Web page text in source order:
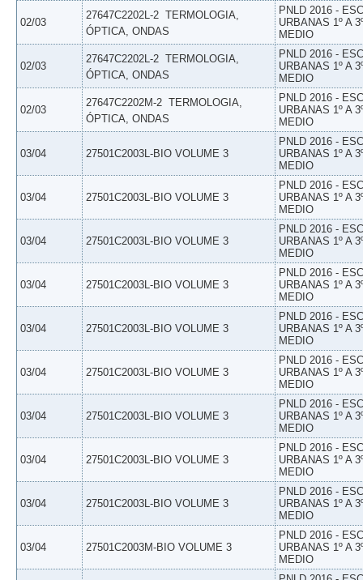
02/03
27647C2202L-2  TERMOLOGIA,
ÓPTICA, ONDAS
PNLD 2016 -
URBANAS 1º A
MEDIO
02/03
27647C2202L-2  TERMOLOGIA,
ÓPTICA, ONDAS
PNLD 2016 -
URBANAS 1º A
MEDIO
02/03
27647C2202M-2  TERMOLOGIA,
ÓPTICA, ONDAS
PNLD 2016 -
URBANAS 1º A
MEDIO
03/04 27501C2003L-BIO VOLUME 3
PNLD 2016 -
URBANAS 1º A
MEDIO
03/04 27501C2003L-BIO VOLUME 3
PNLD 2016 -
URBANAS 1º A
MEDIO
03/04 27501C2003L-BIO VOLUME 3
PNLD 2016 -
URBANAS 1º A
MEDIO
03/04 27501C2003L-BIO VOLUME 3
PNLD 2016 -
URBANAS 1º A
MEDIO
03/04 27501C2003L-BIO VOLUME 3
PNLD 2016 -
URBANAS 1º A
MEDIO
03/04 27501C2003L-BIO VOLUME 3
PNLD 2016 -
URBANAS 1º A
MEDIO
03/04 27501C2003L-BIO VOLUME 3
PNLD 2016 -
URBANAS 1º A
MEDIO
03/04 27501C2003L-BIO VOLUME 3
PNLD 2016 -
URBANAS 1º A
MEDIO
03/04 27501C2003L-BIO VOLUME 3
PNLD 2016 -
URBANAS 1º A
MEDIO
03/04 27501C2003M-BIO VOLUME 3
PNLD 2016 -
URBANAS 1º A
MEDIO